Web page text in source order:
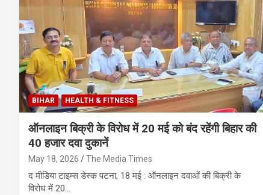
BIHAR HEALTH & FITNESS
ऑनलाइन बिक्री के विरोध में 20 मई को बंद रहेंगी बिहार की
40 हजार दवा दुकानें
May 18, 2026 The Media Times
द मीडिया टाइम्स डेस्क पटना, 18 मई : ऑनलाइन दवाओं की बिक्री के
विरोध में 20…